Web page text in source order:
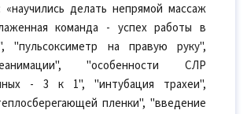
«научились делать непрямой массаж
команда - успех работы в
"пульсоксиметр на правую руку",
"особенности СЛР
- 3 к 1", "интубация трахеи",
пленки", "введение